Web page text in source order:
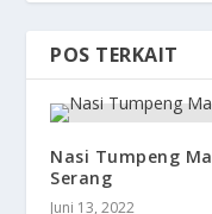
POS TERKAIT
Nasi Tumpeng
Serang
Juni 13, 2022